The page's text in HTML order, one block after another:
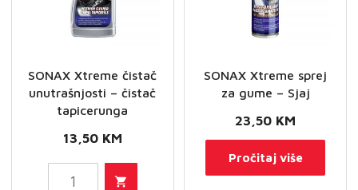
SONAX Xtreme čistač
unutrašnjosti – čistač
tapicerunga
13,50 KM
SONAX
SONAX Xtreme sprej
za gume – Sjaj
23,50 KM
Pročitaj više